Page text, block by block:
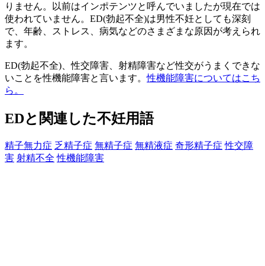
りません。以前はインポテンツと呼んでいましたが現在では
使われていません。ED(勃起不全)は男性不妊としても深刻
で、年齢、ストレス、病気などのさまざまな原因が考えられ
ます。
ED(勃起不全)、性交障害、射精障害など性交がうまくできな
いことを性機能障害と言います。性機能障害についてはこち
ら。
EDと関連した不妊用語
精子無力症 乏精子症 無精子症 無精液症 奇形精子症 性交障
害 射精不全 性機能障害